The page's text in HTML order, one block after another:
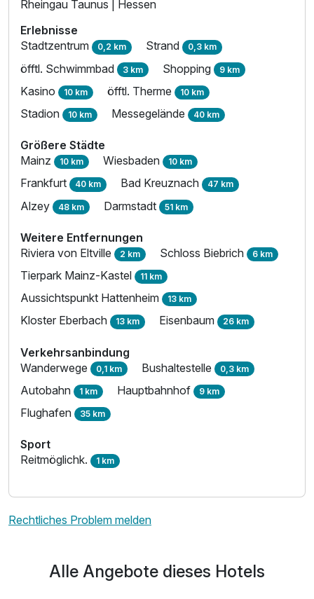
Rheingau Taunus | Hessen
Erlebnisse
Stadtzentrum 0,2 km Strand 0,3 km
öfftl. Schwimmbad 3 km Shopping 9 km
Kasino 10 km öfftl. Therme 10 km
Stadion 10 km Messegelände 40 km
Größere Städte
Mainz 10 km Wiesbaden 10 km
Frankfurt 40 km Bad Kreuznach 47 km
Alzey 48 km Darmstadt 51 km
Weitere Entfernungen
Riviera von Eltville 2 km Schloss Biebrich 6 km
Tierpark Mainz-Kastel 11 km
Aussichtspunkt Hattenheim 13 km
Kloster Eberbach 13 km Eisenbaum 26 km
Verkehrsanbindung
Wanderwege 0,1 km Bushaltestelle 0,3 km
Autobahn 1 km Hauptbahnhof 9 km
Flughafen 35 km
Sport
Reitmöglichk. 1 km
Rechtliches Problem melden
Alle Angebote dieses Hotels